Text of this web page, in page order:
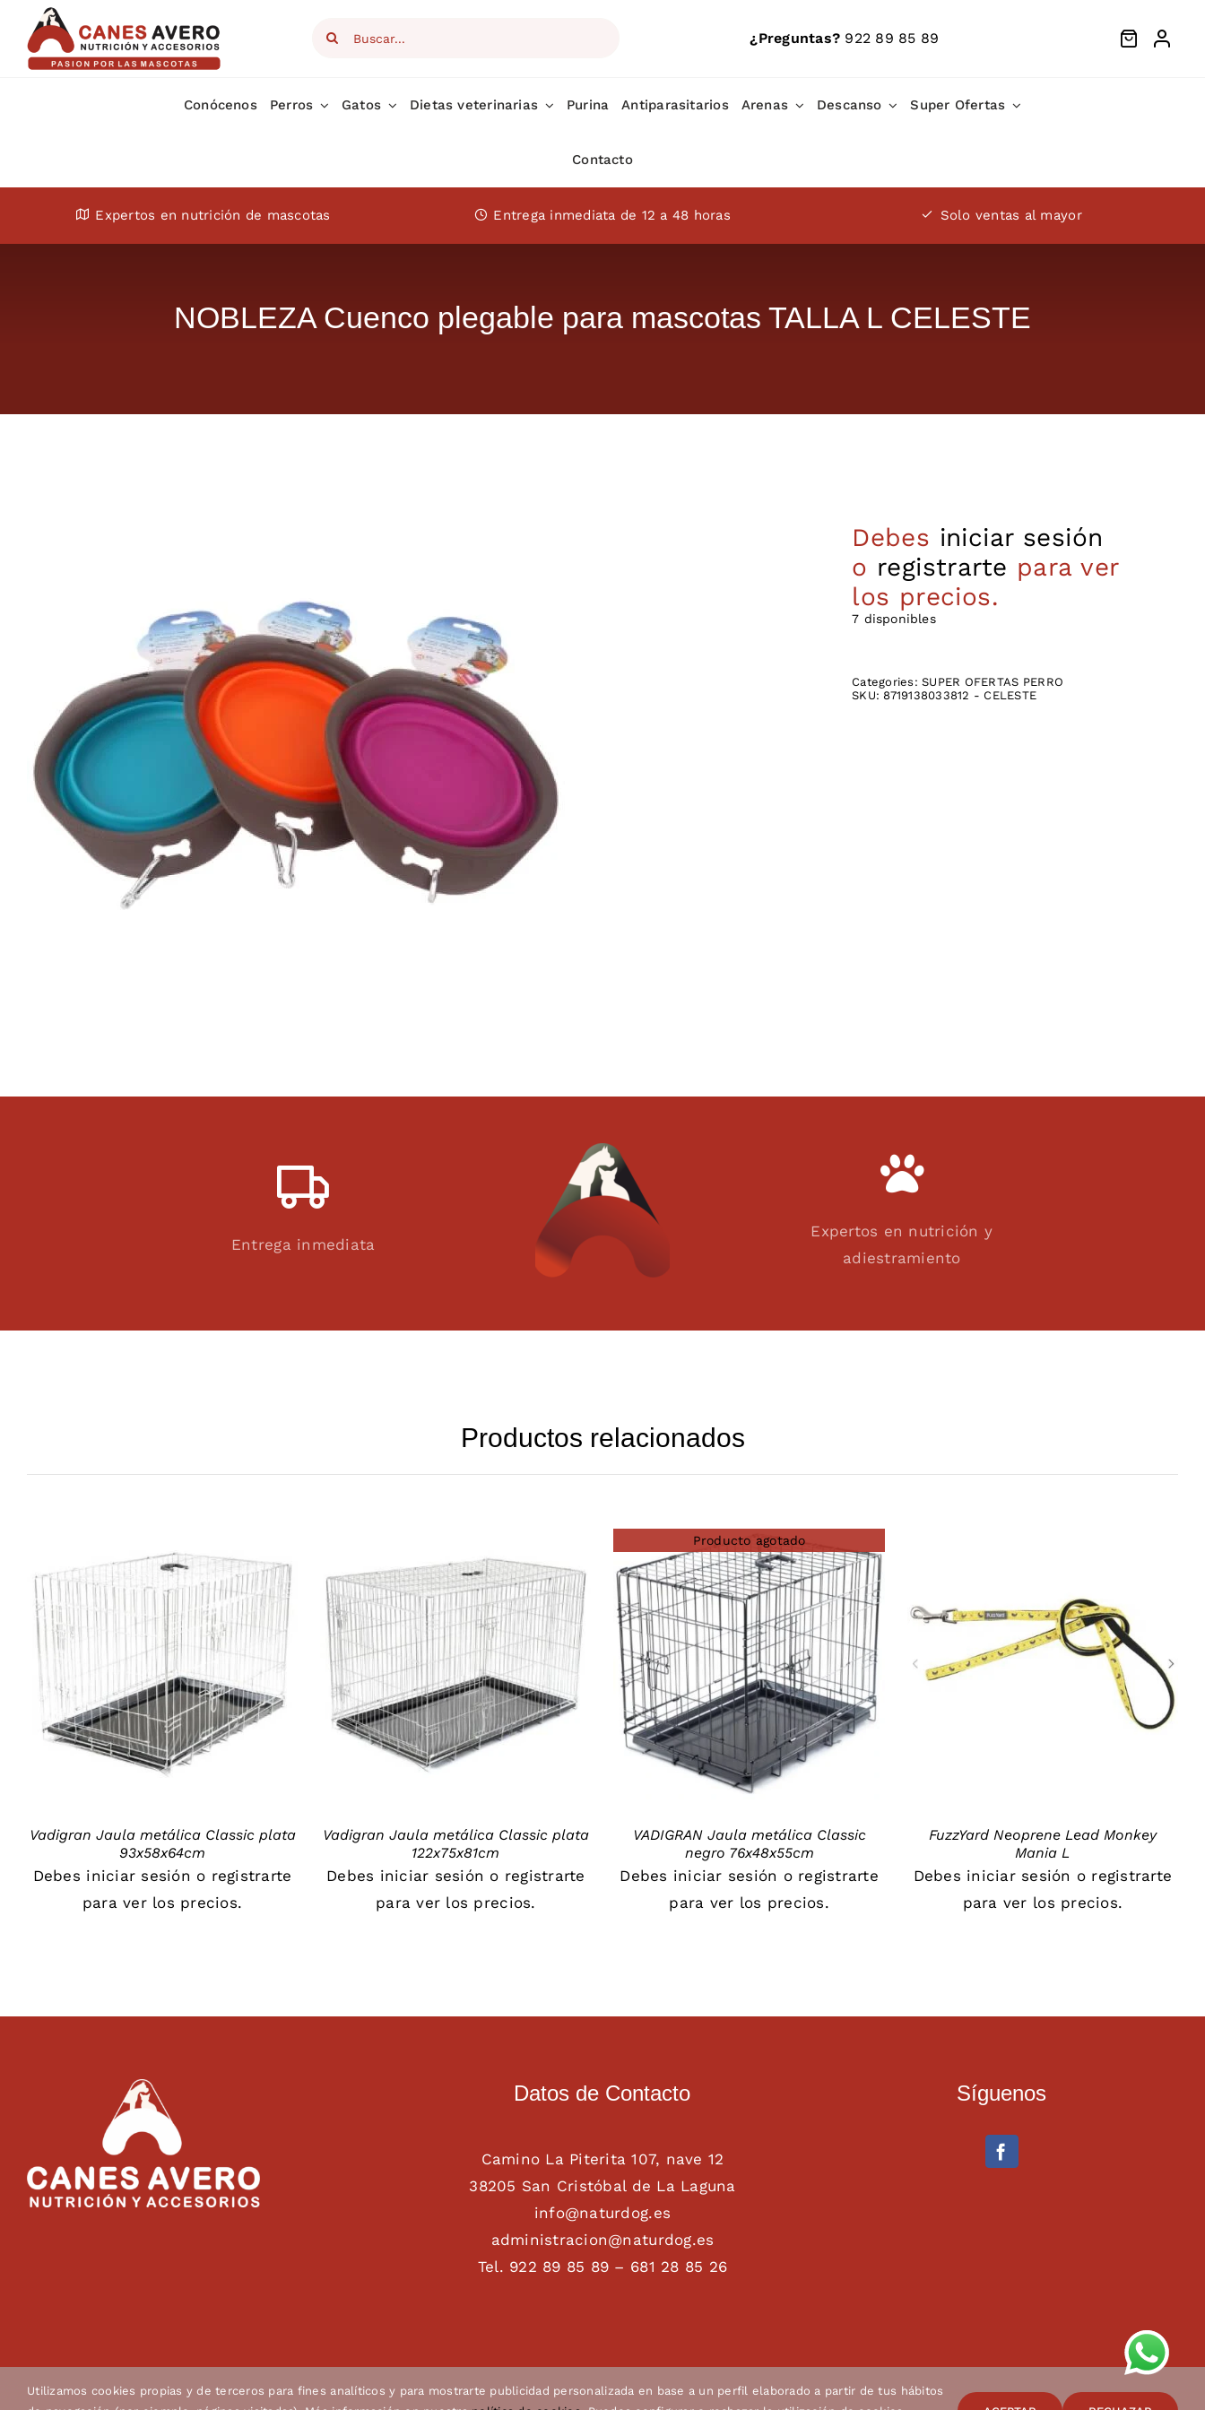
content
Search
¿Preguntas? 922 89 85 89
Conócenos Perros Gatos Dietas veterinarias Purina Antiparasitarios Arenas Descanso Super Ofertas
Contacto
Expertos en nutrición de mascotas Entrega inmediata de 12 a 48 horas Solo ventas al mayor
NOBLEZA Cuenco plegable para mascotas TALLA L CELESTE
Debes iniciar sesión
o registrarte para ver
los precios.
7 disponibles
Categories:SUPER OFERTAS PERRO
SKU: 8719138033812 - CELESTE
Entrega inmediata
Expertos en nutrición y
adiestramiento
Productos relacionados
DETAILS
Vadigran Jaula metálica Classic plata
93x58x64cm
Debes iniciar sesión o registrarte
para ver los precios.
DETAILS
Vadigran Jaula metálica Classic plata
122x75x81cm
Debes iniciar sesión o registrarte
para ver los precios.
Producto agotado
DETAILS
VADIGRAN Jaula metálica Classic
negro 76x48x55cm
Debes iniciar sesión o registrarte
para ver los precios.
FuzzYard Neoprene Lead Monkey
Mania L
Debes iniciar sesión o registrarte
para ver los precios.
Datos de Contacto
Camino La Piterita 107, nave 12
38205 San Cristóbal de La Laguna
info@naturdog.es
administracion@naturdog.es
Tel. 922 89 85 89 – 681 28 85 26
Síguenos
Utilizamos cookies propias y de terceros para fines analíticos y para mostrarte publicidad personalizada en base a un perfil elaborado a partir de tus hábitos